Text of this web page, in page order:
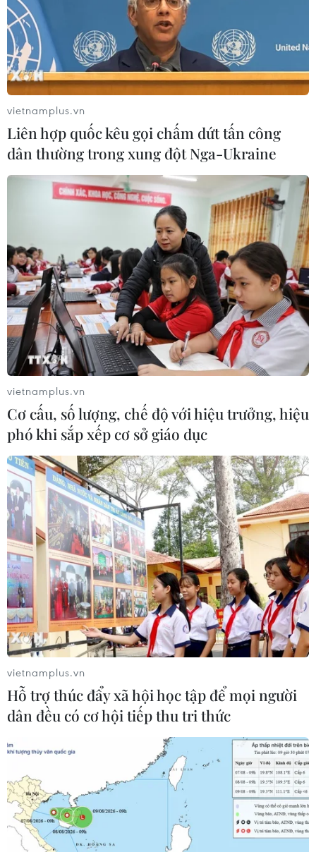
vietnamplus.vn
Liên hợp quốc kêu gọi chấm dứt tấn công
dân thường trong xung đột Nga-Ukraine
vietnamplus.vn
Cơ cấu, số lượng, chế độ với hiệu trưởng, hiệu
phó khi sắp xếp cơ sở giáo dục
vietnamplus.vn
Hỗ trợ thúc đẩy xã hội học tập để mọi người
dân đều có cơ hội tiếp thu tri thức